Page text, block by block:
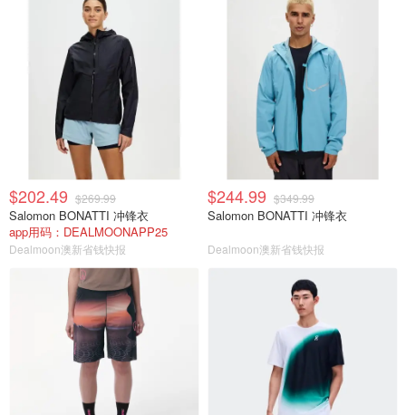
$202.49 $269.99
Salomon BONATTI 冲锋衣
app用码：DEALMOONAPP25
Dealmoon澳新省钱快报
$244.99 $349.99
Salomon BONATTI 冲锋衣
Dealmoon澳新省钱快报